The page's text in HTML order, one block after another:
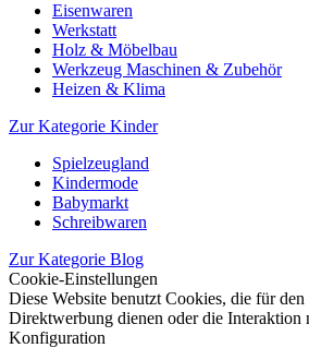
Eisenwaren
Werkstatt
Holz & Möbelbau
Werkzeug Maschinen & Zubehör
Heizen & Klima
Zur Kategorie Kinder
Spielzeugland
Kindermode
Babymarkt
Schreibwaren
Zur Kategorie Blog
Cookie-Einstellungen
Diese Website benutzt Cookies, die für
Direktwerbung dienen oder die Interaktion
Konfiguration